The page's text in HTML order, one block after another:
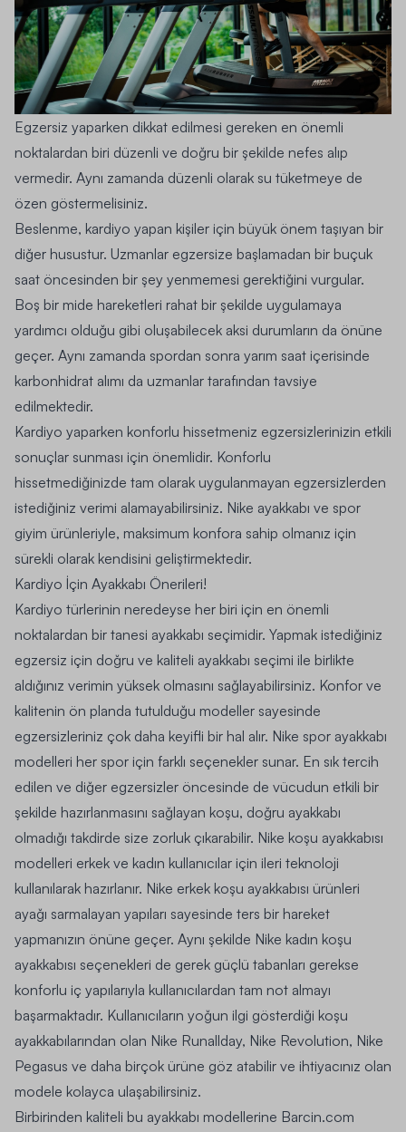
Egzersiz yaparken dikkat edilmesi gereken en önemli
noktalardan biri düzenli ve doğru bir şekilde nefes alıp
vermedir. Aynı zamanda düzenli olarak su tüketmeye de
özen göstermelisiniz.
Beslenme, kardiyo yapan kişiler için büyük önem taşıyan bir
diğer husustur. Uzmanlar egzersize başlamadan bir buçuk
saat öncesinden bir şey yenmemesi gerektiğini vurgular.
Boş bir mide hareketleri rahat bir şekilde uygulamaya
yardımcı olduğu gibi oluşabilecek aksi durumların da önüne
geçer. Aynı zamanda spordan sonra yarım saat içerisinde
karbonhidrat alımı da uzmanlar tarafından tavsiye
edilmektedir.
Kardiyo yaparken konforlu hissetmeniz egzersizlerinizin etkili
sonuçlar sunması için önemlidir. Konforlu
hissetmediğinizde tam olarak uygulanmayan egzersizlerden
istediğiniz verimi alamayabilirsiniz. Nike ayakkabı ve spor
giyim ürünleriyle, maksimum konfora sahip olmanız için
sürekli olarak kendisini geliştirmektedir.
Kardiyo İçin Ayakkabı Önerileri!
Kardiyo türlerinin neredeyse her biri için en önemli
noktalardan bir tanesi ayakkabı seçimidir. Yapmak istediğiniz
egzersiz için doğru ve kaliteli ayakkabı seçimi ile birlikte
aldığınız verimin yüksek olmasını sağlayabilirsiniz. Konfor ve
kalitenin ön planda tutulduğu modeller sayesinde
egzersizleriniz çok daha keyifli bir hal alır. Nike spor ayakkabı
modelleri her spor için farklı seçenekler sunar. En sık tercih
edilen ve diğer egzersizler öncesinde de vücudun etkili bir
şekilde hazırlanmasını sağlayan koşu, doğru ayakkabı
olmadığı takdirde size zorluk çıkarabilir. Nike koşu ayakkabısı
modelleri erkek ve kadın kullanıcılar için ileri teknoloji
kullanılarak hazırlanır. Nike erkek koşu ayakkabısı ürünleri
ayağı sarmalayan yapıları sayesinde ters bir hareket
yapmanızın önüne geçer. Aynı şekilde Nike kadın koşu
ayakkabısı seçenekleri de gerek güçlü tabanları gerekse
konforlu iç yapılarıyla kullanıcılardan tam not almayı
başarmaktadır. Kullanıcıların yoğun ilgi gösterdiği koşu
ayakkabılarından olan Nike Runallday, Nike Revolution, Nike
Pegasus ve daha birçok ürüne göz atabilir ve ihtiyacınız olan
modele kolayca ulaşabilirsiniz.
Birbirinden kaliteli bu ayakkabı modellerine Barcin.com